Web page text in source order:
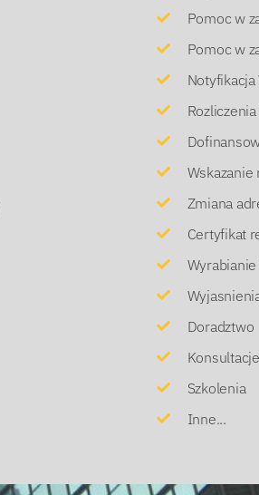
Pomoc w
Pomoc w
Notyfikacja
Zmiana
Certyfikat
Doradztwo
Konsultacje
Szkolenia
Inne...